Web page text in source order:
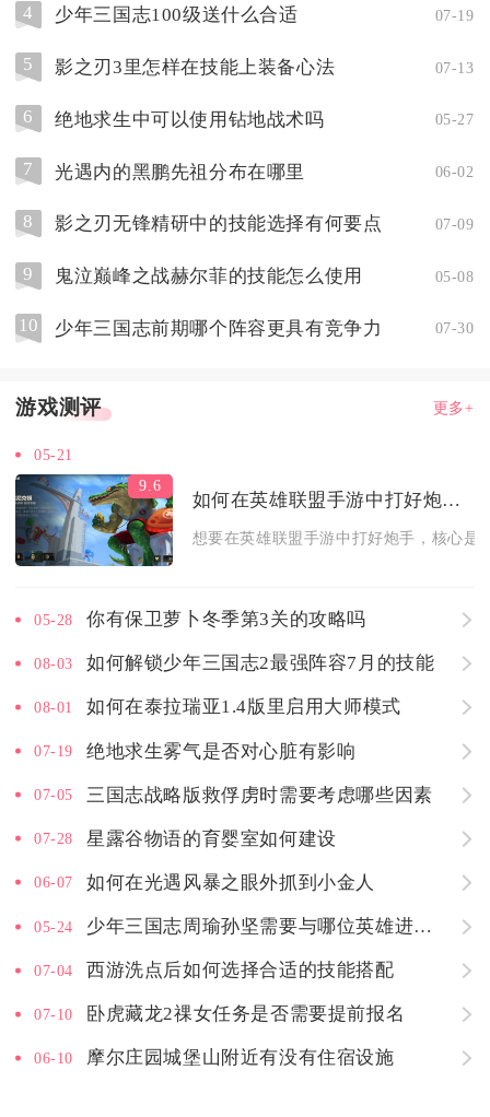
4 少年三国志100级送什么合适 07-19
5 影之刃3里怎样在技能上装备心法 07-13
6 绝地求生中可以使用钻地战术吗 05-27
7 光遇内的黑鹏先祖分布在哪里 06-02
8 影之刃无锋精研中的技能选择有何要点 07-09
9 鬼泣巅峰之战赫尔菲的技能怎么使用 05-08
10 少年三国志前期哪个阵容更具有竞争力 07-30
游戏测评 更多+
05-21
9.6
如何在英雄联盟手游中打好炮手这个角色
想要在英雄联盟手游中打好炮手，核心是
05-28 你有保卫萝卜冬季第3关的攻略吗
08-03 如何解锁少年三国志2最强阵容7月的技能
08-01 如何在泰拉瑞亚1.4版里启用大师模式
07-19 绝地求生雾气是否对心脏有影响
07-05 三国志战略版救俘虏时需要考虑哪些因素
07-28 星露谷物语的育婴室如何建设
06-07 如何在光遇风暴之眼外抓到小金人
05-24 少年三国志周瑜孙坚需要与哪位英雄进行配合
07-04 西游洗点后如何选择合适的技能搭配
07-10 卧虎藏龙2祼女任务是否需要提前报名
06-10 摩尔庄园城堡山附近有没有住宿设施